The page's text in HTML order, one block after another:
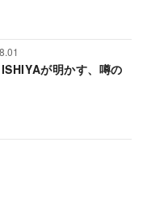
が明かす、噂の